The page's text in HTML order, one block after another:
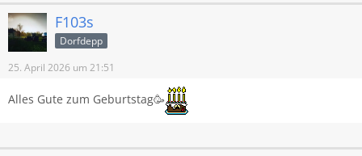
F103s
Dorfdepp
25. April 2026 um 21:51
Alles Gute zum Geburtstag🥳